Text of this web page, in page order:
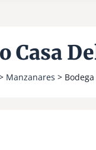
Casa
Manzanares >